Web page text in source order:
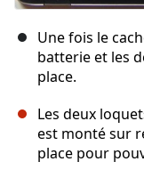
Une fois le
batterie et les
place.
Les deux
est monté sur
place pour